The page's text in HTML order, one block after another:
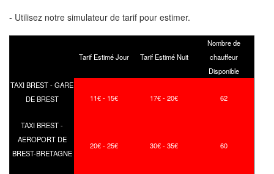
- Utilisez notre simulateur de tarif pour estimer.
Tarif Estimé Jour Tarif Estimé Nuit
Nombre de
chauffeur
Disponible
TAXI BREST - GARE
DE BREST
11€ - 15€ 17€ - 20€ 62
TAXI BREST -
AEROPORT DE
BREST-BRETAGNE
20€ - 25€ 30€ - 35€ 60